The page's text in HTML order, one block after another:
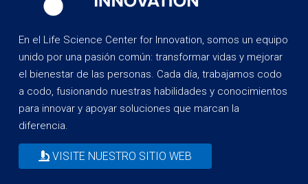
En el Life Science Center for Innovation, somos un equipo
unido por una pasión común: transformar vidas y mejorar
el bienestar de las personas. Cada día, trabajamos codo
a codo, fusionando nuestras habilidades y conocimientos
para innovar y apoyar soluciones que marcan la
diferencia.
VISITE NUESTRO SITIO WEB